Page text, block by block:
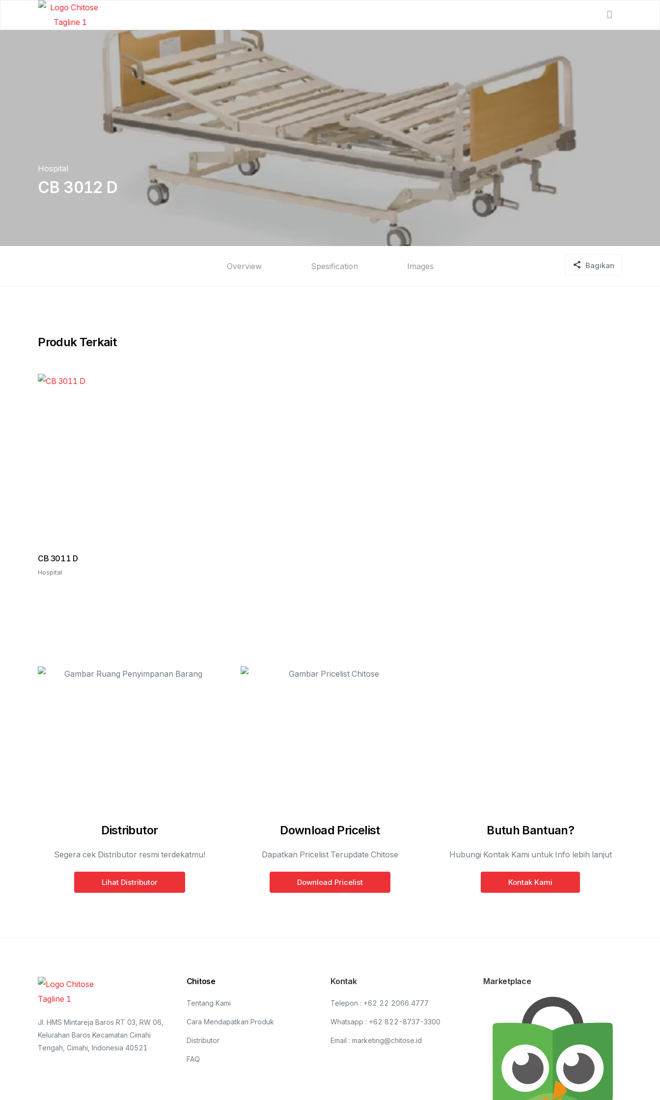
Hospital
CB 3012 D
Bagikan
Overview Spesification Images
Produk Terkait
CB 3011 D
Hospital
Distributor
Segera cek Distributor resmi terdekatmu!
Lihat Distributor
Download Pricelist
Dapatkan Pricelist Terupdate Chitose
Download Pricelist
Butuh Bantuan?
Hubungi Kontak Kami untuk Info lebih lanjut
Kontak Kami
Jl. HMS Mintareja Baros RT 03, RW 06,
Kelurahan Baros Kecamatan Cimahi
Tengah, Cimahi, Indonesia 40521
Chitose
Tentang Kami
Cara Mendapatkan Produk
Distributor
FAQ
Kontak
Telepon : +62 22 2066 4777
Whatsapp : +62 822-8737-3300
Email : marketing@chitose.id
Marketplace